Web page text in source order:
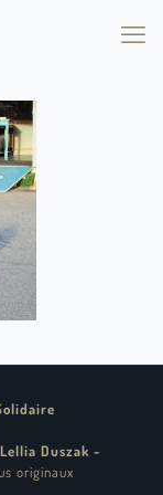
Lellia Duszak -
originaux